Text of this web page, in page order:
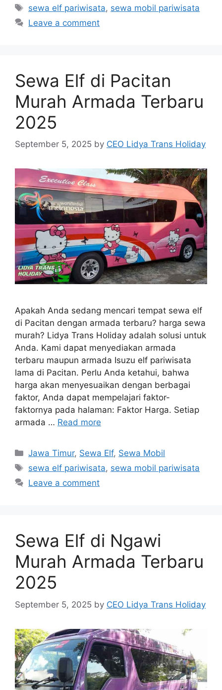
Tags
sewa elf pariwisata, sewa mobil pariwisata
Leave a comment
Sewa Elf di Pacitan
Murah Armada Terbaru
2025
September 5, 2025 by CEO Lidya Trans Holiday
Apakah Anda sedang mencari tempat sewa elf
di Pacitan dengan armada terbaru? harga sewa
murah? Lidya Trans Holiday adalah solusi untuk
Anda. Kami dapat menyediakan armada
terbaru maupun armada Isuzu elf pariwisata
lama di Pacitan. Perlu Anda ketahui, bahwa
harga akan menyesuaikan dengan berbagai
faktor, Anda dapat mempelajari faktor-
faktornya pada halaman: Faktor Harga. Setiap
armada … Read more
Categories
Jawa Timur, Sewa Elf, Sewa Mobil
Tags
sewa elf pariwisata, sewa mobil pariwisata
Leave a comment
Sewa Elf di Ngawi
Murah Armada Terbaru
2025
September 5, 2025 by CEO Lidya Trans Holiday